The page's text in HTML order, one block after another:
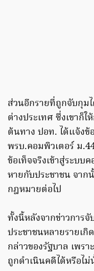
ส่วนอีกรายที่ถูกจับกุม
ต่างประเทศ ซึ่งเขาก็
ต้นทาง ปอท. ได้แจ้ง
พรบ.คอมพิวเตอร์ ม
ข้อเท็จจริงเข้าสู่ระบบ
หายกับประชาชน จาก
กฎหมายต่อไป
ทั้งนี้หลังจากข่าวการ
ประชาชนหลายรายเกิ
กล่าวของรัฐบาล เพร
ถูกดำเนินคดีได้หรือไ